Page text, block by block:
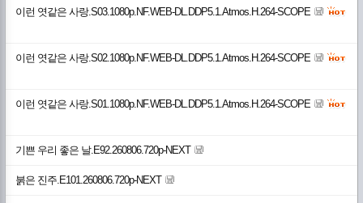
이런 엿같은 사랑.S03.1080p.NF.WEB-DL.DDP5.1.Atmos.H.264-SCOPE
이런 엿같은 사랑.S02.1080p.NF.WEB-DL.DDP5.1.Atmos.H.264-SCOPE
이런 엿같은 사랑.S01.1080p.NF.WEB-DL.DDP5.1.Atmos.H.264-SCOPE
기쁜 우리 좋은 날.E92.260806.720p-NEXT
붉은 진주.E101.260806.720p-NEXT